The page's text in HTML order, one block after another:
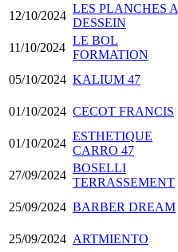
12/10/2024
LES PLANCHES A
DESSEIN
11/10/2024
LE BOL
FORMATION
05/10/2024 KALIUM 47
01/10/2024 CECOT FRANCIS
01/10/2024
ESTHETIQUE
CARRO 47
27/09/2024
BOSELLI
TERRASSEMENT
25/09/2024 BARBER DREAM
25/09/2024 ARTMIENTO